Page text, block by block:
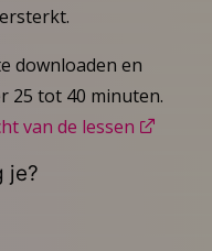
downloaden en
25 tot 40 minuten.
van de lessen
je?